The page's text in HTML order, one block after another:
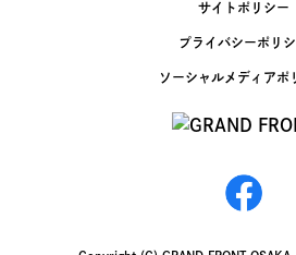
サイトポリシー
プライバシーポリ
ソーシャルメディアポ